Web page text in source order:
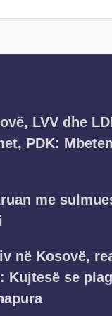
LVV dhe
PDK:
me
në Kosovë,
Kujtesë se